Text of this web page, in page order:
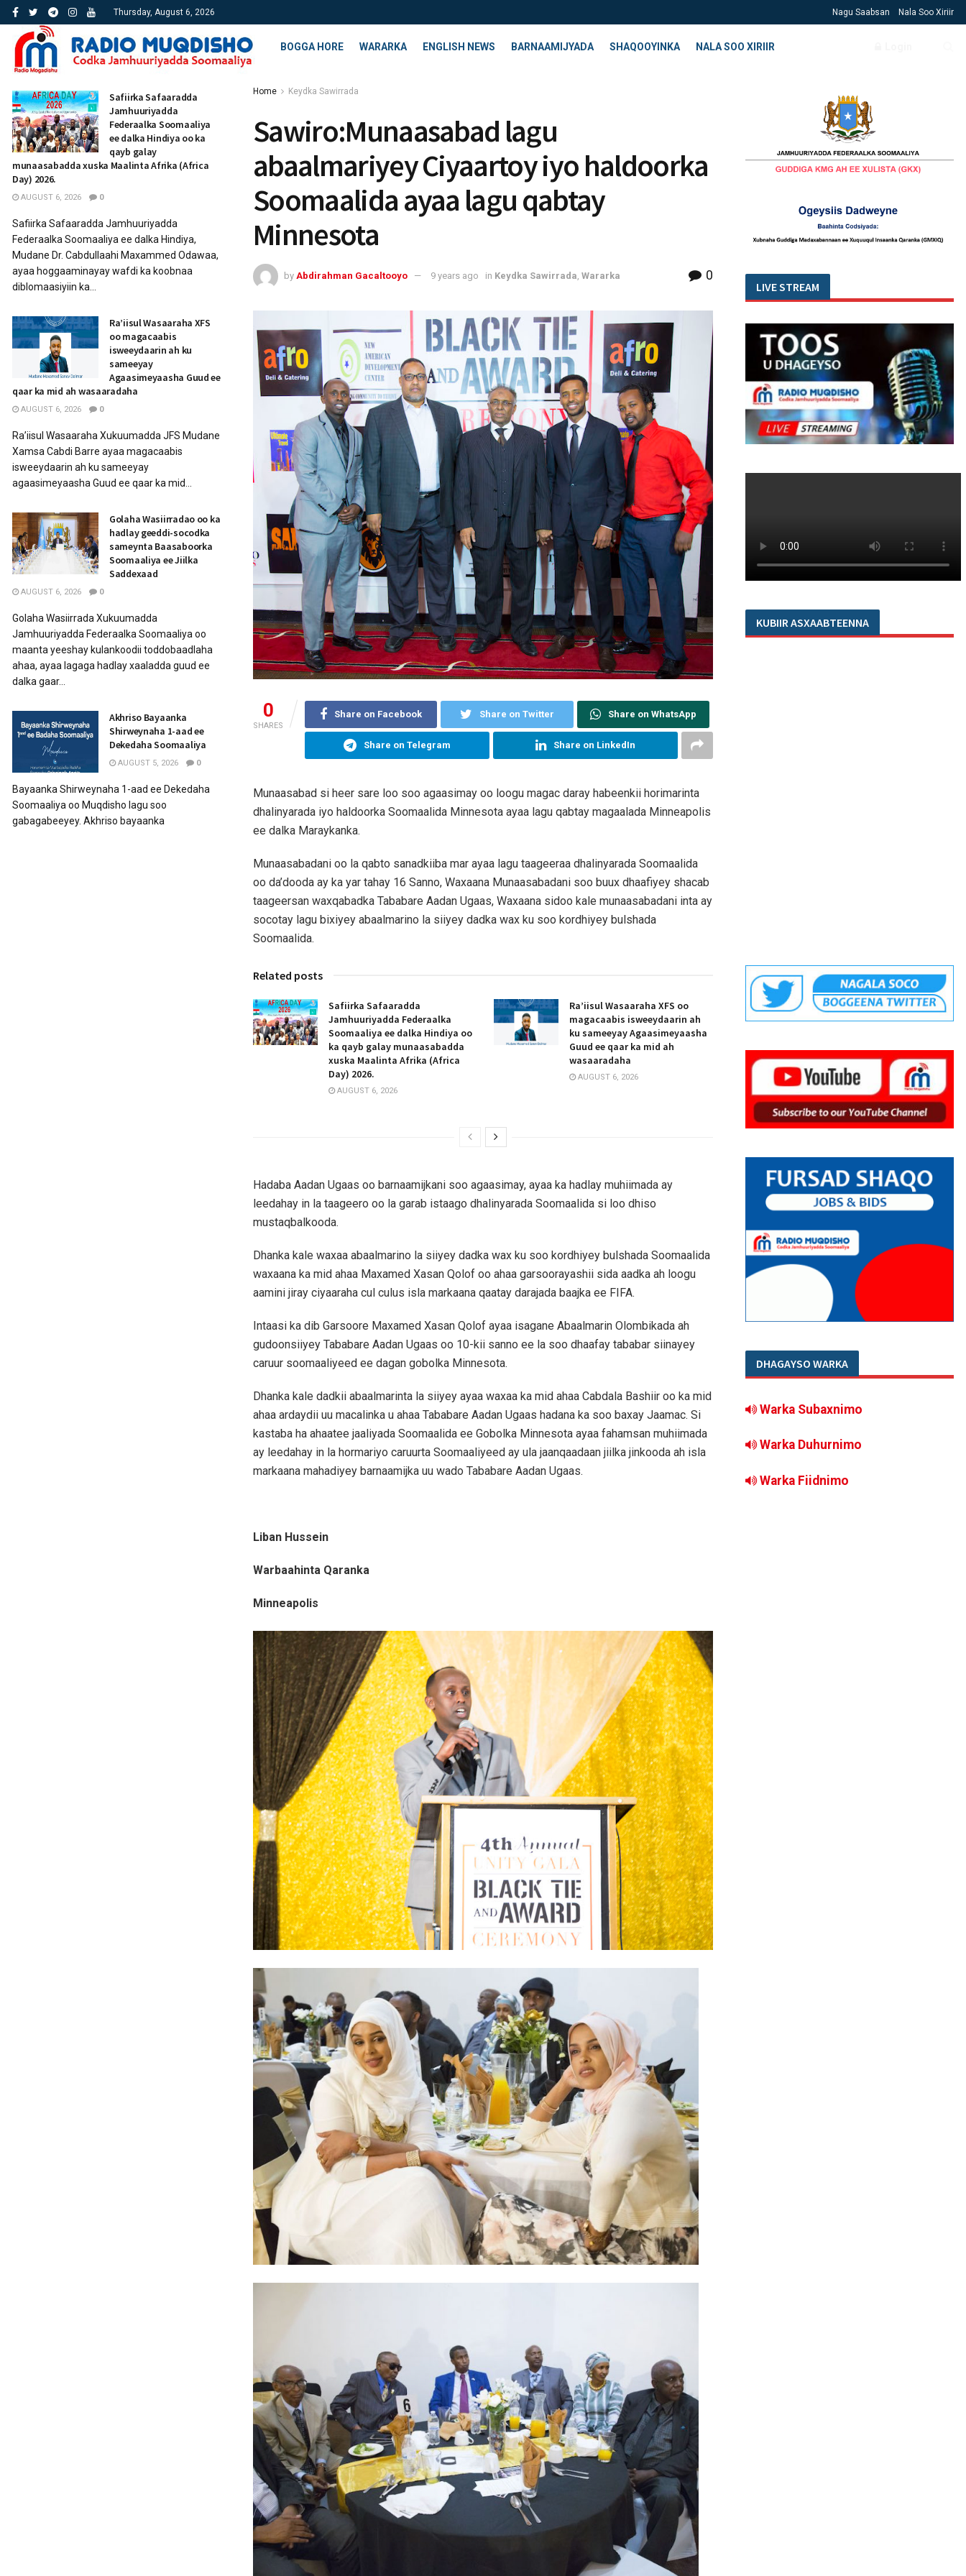
Thursday, August 6, 2026 Nagu Saabsan Nala Soo Xiriir
BOGGA HORE WARARKA ENGLISH NEWS BARNAAMIJYADA SHAQOOYINKA NALA SOO XIRIIR
Home Keydka Sawirrada
Sawiro:Munaasabad lagu
abaalmariyey Ciyaartoy iyo haldoorka
Soomaalida ayaa lagu qabtay
Minnesota
by Abdirahman Gacaltooyo 9 years ago in Keydka Sawirrada Wararka 0
0
SHARES
Share on Facebook Share on Twitter Share on WhatsApp
Share on Telegram Share on LinkedIn
Munaasabad si heer sare loo soo agaasimay oo loogu magac daray habeenkii horimarinta
dhalinyarada iyo haldoorka Soomaalida Minnesota ayaa lagu qabtay magaalada Minneapolis
ee dalka Maraykanka.
Munaasabadani oo la qabto sanadkiiba mar ayaa lagu taageeraa dhalinyarada Soomaalida
oo da’dooda ay ka yar tahay 16 Sanno, Waxaana Munaasabadani soo buux dhaafiyey shacab
taageersan waxqabadka Tababare Aadan Ugaas, Waxaana sidoo kale munaasabadani inta ay
socotay lagu bixiyey abaalmarino la siiyey dadka wax ku soo kordhiyey bulshada
Soomaalida.
Related posts
Safiirka Safaaradda
Jamhuuriyadda Federaalka
Soomaaliya ee dalka Hindiya oo
ka qayb galay munaasabadda
xuska Maalinta Afrika (Africa
Day) 2026.
AUGUST 6, 2026
Ra’iisul Wasaaraha XFS oo
magacaabis isweeydaarin ah
ku sameeyay Agaasimeyaasha
Guud ee qaar ka mid ah
wasaaradaha
AUGUST 6, 2026
Hadaba Aadan Ugaas oo barnaamijkani soo agaasimay, ayaa ka hadlay muhiimada ay
leedahay in la taageero oo la garab istaago dhalinyarada Soomaalida si loo dhiso
mustaqbalkooda.
Dhanka kale waxaa abaalmarino la siiyey dadka wax ku soo kordhiyey bulshada Soomaalida
waxaana ka mid ahaa Maxamed Xasan Qolof oo ahaa garsoorayashii sida aadka ah loogu
aamini jiray ciyaaraha cul culus isla markaana qaatay darajada baajka ee FIFA.
Intaasi ka dib Garsoore Maxamed Xasan Qolof ayaa isagane Abaalmarin Olombikada ah
gudoonsiiyey Tababare Aadan Ugaas oo 10-kii sanno ee la soo dhaafay tababar siinayey
caruur soomaaliyeed ee dagan gobolka Minnesota.
Dhanka kale dadkii abaalmarinta la siiyey ayaa waxaa ka mid ahaa Cabdala Bashiir oo ka mid
ahaa ardaydii uu macalinka u ahaa Tababare Aadan Ugaas hadana ka soo baxay Jaamac. Si
kastaba ha ahaatee jaaliyada Soomaalida ee Gobolka Minnesota ayaa fahamsan muhiimada
ay leedahay in la hormariyo caruurta Soomaaliyeed ay ula jaanqaadaan jiilka jinkooda ah isla
markaana mahadiyey barnaamijka uu wado Tababare Aadan Ugaas.
Liban Hussein
Warbaahinta Qaranka
Minneapolis
Safiirka Safaaradda
Jamhuuriyadda
Federaalka Soomaaliya
ee dalka Hindiya oo ka
qayb galay
munaasabadda xuska Maalinta Afrika (Africa
Day) 2026.
AUGUST 6, 2026 0
Safiirka Safaaradda Jamhuuriyadda
Federaalka Soomaaliya ee dalka Hindiya,
Mudane Dr. Cabdullaahi Maxammed Odawaa,
ayaa hoggaaminayay wafdi ka koobnaa
diblomaasiyiin ka...
Ra’iisul Wasaaraha XFS
oo magacaabis
isweeydaarin ah ku
sameeyay
Agaasimeyaasha Guud ee
qaar ka mid ah wasaaradaha
AUGUST 6, 2026 0
Ra’iisul Wasaaraha Xukuumadda JFS Mudane
Xamsa Cabdi Barre ayaa magacaabis
isweeydaarin ah ku sameeyay
agaasimeyaasha Guud ee qaar ka mid...
Golaha Wasiirradao oo ka
hadlay geeddi-socodka
sameynta Baasaboorka
Soomaaliya ee Jiilka
Saddexaad
AUGUST 6, 2026 0
Golaha Wasiirrada Xukuumadda
Jamhuuriyadda Federaalka Soomaaliya oo
maanta yeeshay kulankoodii toddobaadlaha
ahaa, ayaa lagaga hadlay xaaladda guud ee
dalka gaar...
Akhriso Bayaanka
Shirweynaha 1-aad ee
Dekedaha Soomaaliya
AUGUST 5, 2026 0
Bayaanka Shirweynaha 1-aad ee Dekedaha
Soomaaliya oo Muqdisho lagu soo
gabagabeeyey. Akhriso bayaanka
LIVE STREAM
KUBIIR ASXAABTEENNA
DHAGAYSO WARKA
Warka Subaxnimo
Warka Duhurnimo
Warka Fiidnimo